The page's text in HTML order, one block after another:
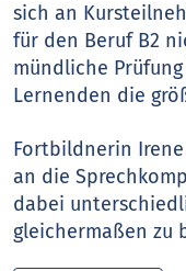
sich an
für den Beruf B2
mündliche
Lernenden die
Fortbildnerin
an die
dabei
gleichermaßen zu